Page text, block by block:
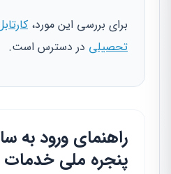
برای بررسی این مورد،
تحصیلی در دسترس است.
راهنمای ورود به
پنجره ملی